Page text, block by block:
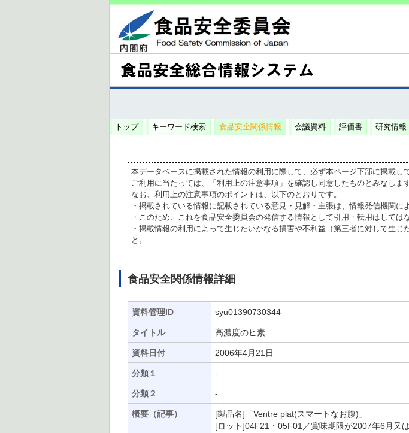
トップ キーワード検索 食品安全関係情報 会議資料 評価書 研究情報
本データベースに掲載された情報の利用に際して、必ず本ページ下部に掲載し
ご利用に当たっては、「利用上の注意事項」を確認し同意したものとみなします
なお、利用上の注意事項のポイントは、以下のとおりです。
・掲載されている情報に記載されている意見・見解・主張は、情報発信機関
・このため、これを食品安全委員会の発信する情報として引用・転用はしては
・掲載情報の利用によって生じたいかなる損害や不利益（第三者に対して生
と。
食品安全関係情報詳細
資料管理ID syu01390730344
タイトル 高濃度のヒ素
資料日付 2006年4月21日
分類１ -
分類２ -
概要（記事）
[製品名]「Ventre plat(スマートなお腹)」
[ロット]04F21・05F01／賞味期限が2007年6月又